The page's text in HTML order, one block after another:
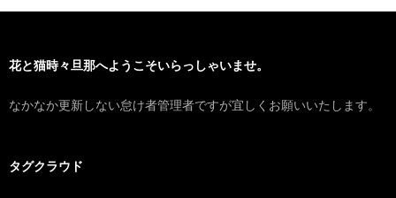
花と猫時々旦那へようこそいらっしゃいませ。
なかなか更新しない怠け者管理者ですが宜しくお願いいたします。
タグクラウド